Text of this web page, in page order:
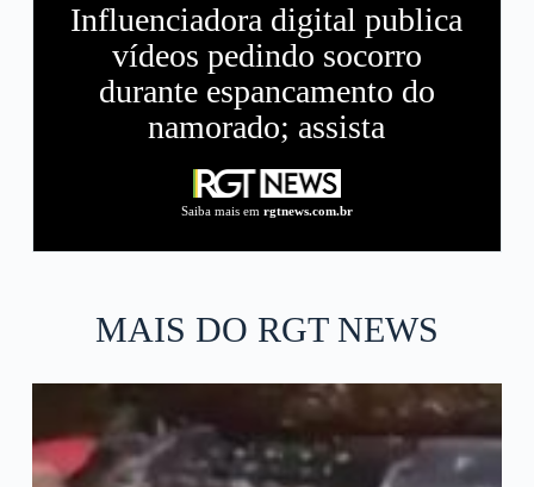
Influenciadora digital publica
vídeos pedindo socorro
durante espancamento do
namorado; assista
Saiba mais em rgtnews.com.br
MAIS DO RGT NEWS